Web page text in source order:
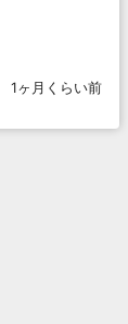
1ヶ月くらい前